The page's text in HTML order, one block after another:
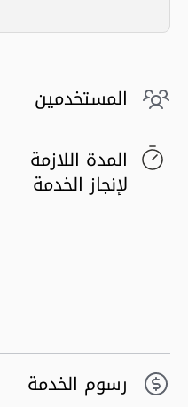
المستخدمين
المدة اللازمة
لإنجاز الخدمة
رسوم الخدمة